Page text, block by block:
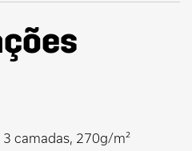
camadas, 270g/m²